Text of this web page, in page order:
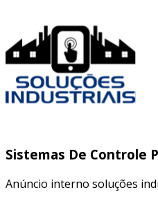
Sistemas De Controle
Anúncio interno soluções